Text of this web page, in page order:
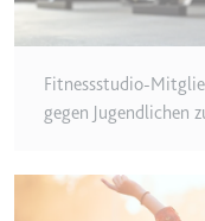
Typ:
__Secure-YNID
Zweck:
Fitnessstudio-
gegen Jugendlichen